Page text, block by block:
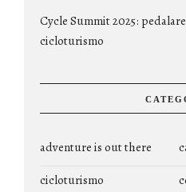
Cycle Summit 2025:
cicloturismo
adventure is out there
cicloturismo